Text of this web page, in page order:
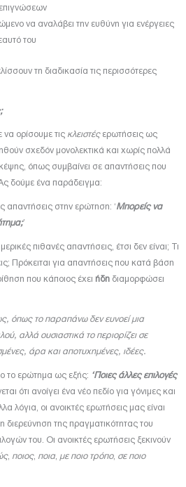
να αναλάβει την ευθύνη για ενέργειες
του
τη διαδικασία τις περισσότερες
ορίσουμε τις κλειστέςερωτήσεις ως
σχεδόν μονολεκτικά και χωρίς πολλά
όπως συμβαίνει σε απαντήσεις που
δούμε ένα παράδειγμα:
απαντήσεις στην ερώτηση: ‘Μπορείς να
’
μερικές πιθανές απαντήσεις, έτσι δεν είναι; Τι
Πρόκειται για απαντήσεις που κατά βάση
που κάποιος έχει ήδη διαμορφώσει
όπως το παραπάνω δεν ευνοεί μια
αλλά ουσιαστικά το περιορίζει σε
άρα και αποτυχημένες, ιδέες.
το ερώτημα ως εξής: ‘Ποιες άλλες επιλογές
ότι ανοίγει ένα νέο πεδίο για γόνιμες και
λόγια, οι ανοικτές ερωτήσεις μας είναι
διερεύνηση της πραγματικότητας του
του. Οι ανοικτές ερωτήσεις ξεκινούν
, ποιος, ποια, με ποιο τρόπο, σε ποιο